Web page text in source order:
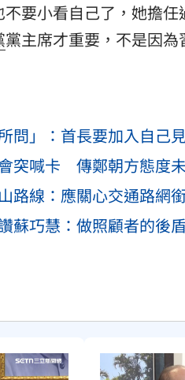
要小看自己了，她擔
黨主席才重要，不是因為
問」：首長要加入自己
突喊卡 傳鄭朝方態度
路線：應關心交通路網
蘇巧慧：做照顧者的後